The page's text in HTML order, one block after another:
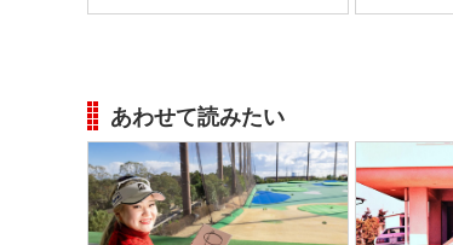
あわせて読みたい